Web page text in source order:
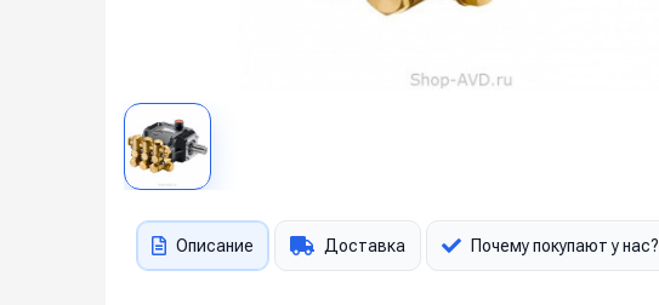
Описание Доставка Почему покупают у нас?